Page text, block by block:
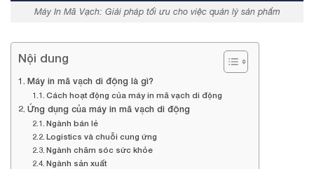
Máy In Mã Vạch: Giải pháp tối ưu cho việc quản lý sản phẩm
Nội dung
Máy in mã vạch di động là gì?
Cách hoạt động của máy in mã vạch di động
Ứng dụng của máy in mã vạch di động
Ngành bán lẻ
Logistics và chuỗi cung ứng
Ngành chăm sóc sức khỏe
Ngành sản xuất